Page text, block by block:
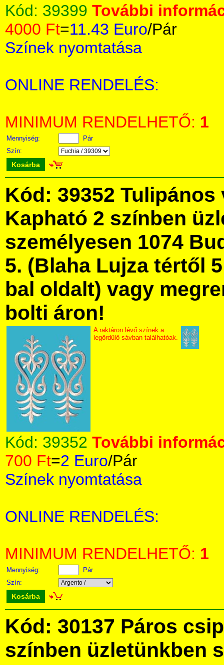
Kód: 39399 További
4000 Ft=11.43 Euro/Pár
Színek nyomtatása
ONLINE RENDELÉS:
MINIMUM RENDELHETŐ: 1
Mennyiség:
Pár
Szín:
Kosárba
Kód: 39352
Kapható 2 színben
személyesen 1074
5. (Blaha Lujza tértől
bal oldalt) vagy
bolti áron!
A raktáron lévő színek a
legördülő sávban találhatóak.
Kód: 39352 További
700 Ft=2 Euro/Pár
Színek nyomtatása
ONLINE RENDELÉS:
MINIMUM RENDELHETŐ: 1
Mennyiség:
Pár
Szín:
Kosárba
Kód: 30137 Páros
színben üzletünkben